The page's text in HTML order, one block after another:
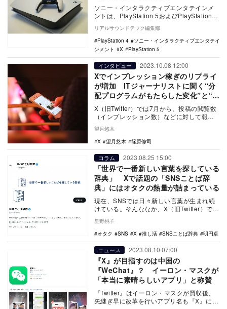
ソニー・インタラクティブエンタテインメ
ントは、PlayStation 5およびPlayStation 4
リアルサウンドテック編集部
PlayStation 4
ソニー・インタラクティブエンタテイ
ンメント
X PlayStation 5
インタビュー 2023.10.08 12:00
Xでインプレッション稼ぎのリプライ
が増加 ITジャーナリストに聞く“分
配プログラムがもたらした変化”と“今
後のSNS勢力図”
X（旧Twitter）では7月から、投稿の閲覧数
（インプレッション数）などに対して報酬
プロ…
望月悠木
X
望月悠木 篠原修司
コラム 2023.08.25 15:00
「世界で一番新しい言葉を探している
辞典」 Xで話題の「SNSことば辞
典」にはオタクの熱量が詰まっている
現在、SNSでは日々新しい言葉が生まれ続
けている。そんななか、X（旧Twitter）で話
存…
星野桃子
オタク
SNS X 推し活 SNSことば辞典 明円卓
ニュース 2023.08.10 07:00
『X』が目指すのは中国の
『WeChat』？ イーロン・マスクが
「本当に素晴らしいアプリ」と称賛
『Twitter』はイーロン・マスクが買収後、
矢継ぎ早に改革を行いアプリ名も『X』に変